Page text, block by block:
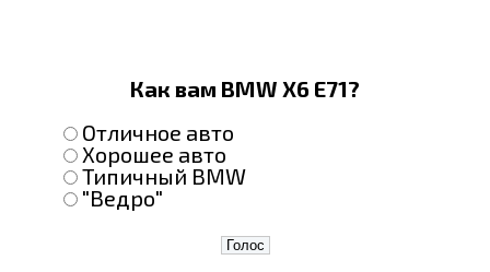
Как вам BMW X6 E71?
Отличное авто
Хорошее авто
Типичный BMW
"Ведро"